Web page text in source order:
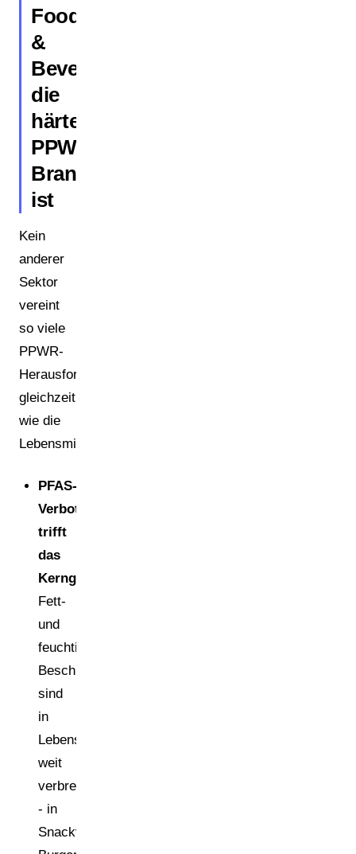
Food
&
Beverage
die
härteste
PPWR-
Branche
ist
Kein
anderer
Sektor
vereint
so viele
PPWR-
Herausforderungen
gleichzeitig
wie die
Lebensmittelbranche:
PFAS-
Verbot
trifft
das
Kerngeschäft.
Fett-
und
feuchtigkeitsabweisende
Beschichtungen
sind
in
Lebensmittelkontaktverpackungen
weit
verbreitet
- in
Snackverpackungen,